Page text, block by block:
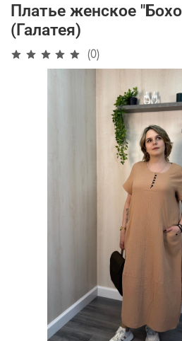
Платье женское
(Галатея)
(0)